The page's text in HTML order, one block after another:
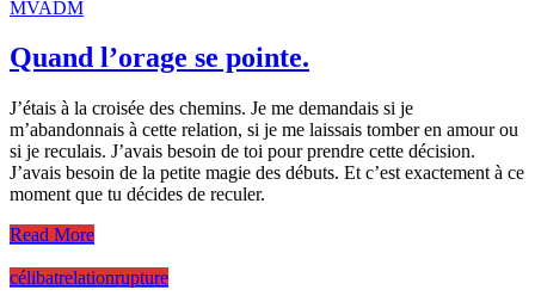
MVADM
Quand l’orage se pointe.
J’étais à la croisée des chemins. Je me demandais si je
m’abandonnais à cette relation, si je me laissais tomber en amour ou
si je reculais. J’avais besoin de toi pour prendre cette décision.
J’avais besoin de la petite magie des débuts. Et c’est exactement à ce
moment que tu décides de reculer.
Read More
célibatrelationrupture